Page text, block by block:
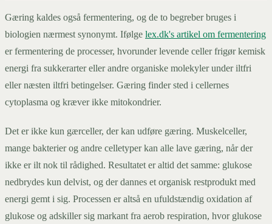
Gæring kaldes også fermentering, og de to begreber bruges i
biologien nærmest synonymt. Ifølge lex.dk's artikel om fermentering
er fermentering de processer, hvorunder levende celler frigør kemisk
energi fra sukkerarter eller andre organiske molekyler under iltfri
eller næsten iltfri betingelser. Gæring finder sted i cellernes
cytoplasma og kræver ikke mitokondrier.
Det er ikke kun gærceller, der kan udføre gæring. Muskelceller,
mange bakterier og andre celletyper kan alle lave gæring, når der
ikke er ilt nok til rådighed. Resultatet er altid det samme: glukose
nedbrydes kun delvist, og der dannes et organisk restprodukt med
energi gemt i sig. Processen er altså en ufuldstændig oxidation af
glukose og adskiller sig markant fra aerob respiration, hvor glukose